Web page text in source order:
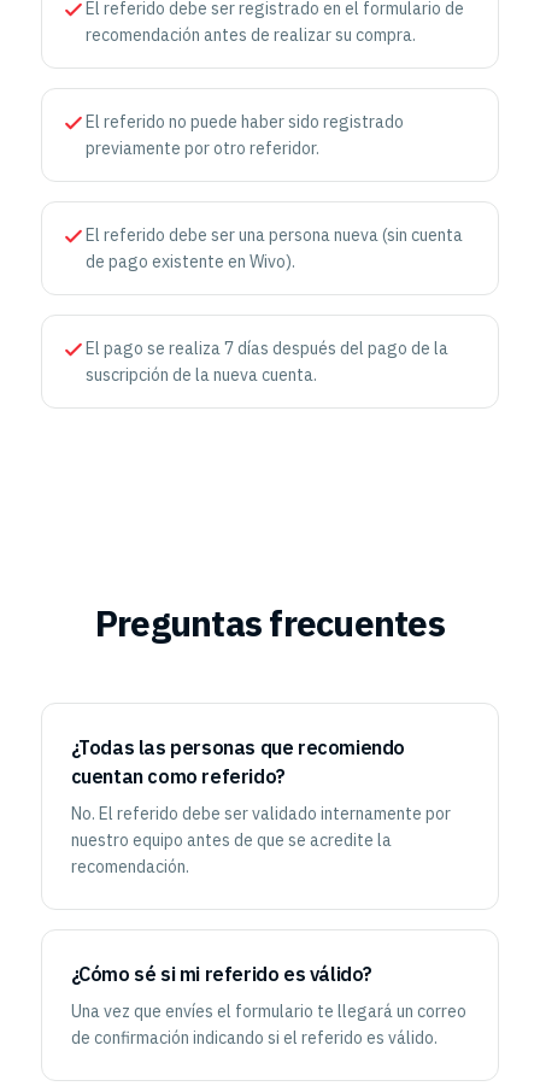
El referido debe ser registrado en el formulario de
recomendación antes de realizar su compra.
El referido no puede haber sido registrado
previamente por otro referidor.
El referido debe ser una persona nueva (sin cuenta
de pago existente en Wivo).
El pago se realiza 7 días después del pago de la
suscripción de la nueva cuenta.
Preguntas frecuentes
¿Todas las personas que recomiendo
cuentan como referido?
No. El referido debe ser validado internamente por
nuestro equipo antes de que se acredite la
recomendación.
¿Cómo sé si mi referido es válido?
Una vez que envíes el formulario te llegará un correo
de confirmación indicando si el referido es válido.